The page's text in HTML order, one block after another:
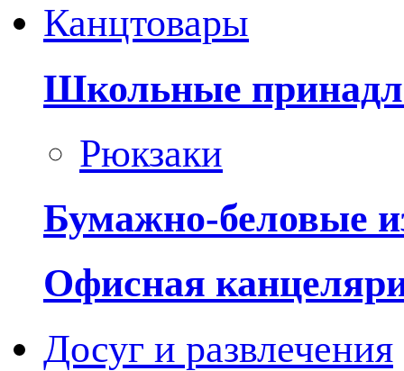
Канцтовары
Школьные
Рюкзаки
Бумажно-беловые
Офисная
Досуг и развлечения